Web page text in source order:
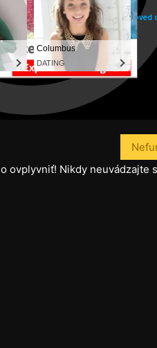
ovplyvniť! Nikdy neuvádzajte